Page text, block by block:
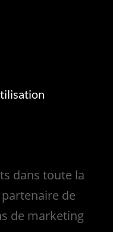
dans toute la
de
de marketing